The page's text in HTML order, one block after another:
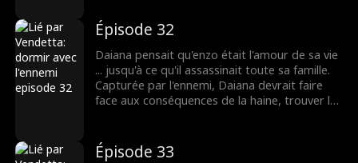
Épisode 32
Daiana pensait qu'enzo était l'amour de sa vie
... jusqu'à ce qu'il assassinait toute sa famille.
Capturée par l'ennemi, Daiana devrait faire
face aux conséquences de la haine, trouver la
Épisode 33